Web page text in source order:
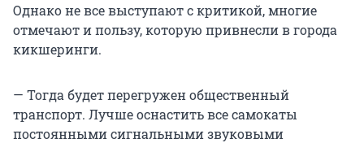
Однако не все выступают с критикой, многие
отмечают и пользу, которую привнесли в города
кикшеринги.
— Тогда будет перегружен общественный
транспорт. Лучше оснастить все самокаты
постоянными сигнальными звуковыми